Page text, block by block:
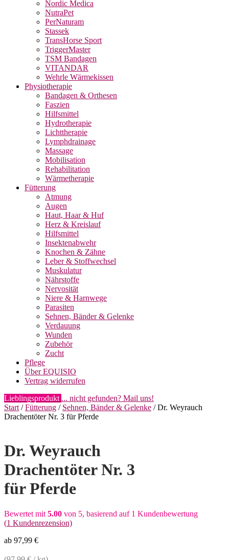
Nordic Medica
NutraPet
PerNaturam
Stassek
TransHorse Sport
TriggerMaster
TSM Bandagen
VITANDAR
Wehrle Wärmekissen
Physiotherapie
Bandagen & Orthesen
Faszien
Hilfsmittel
Hydrotherapie
Lichttherapie
Lymphdrainage
Massage
Mobilisation
Rehabilitation
Wärmetherapie
Fütterung
Atmung
Augen
Haut, Haar & Huf
Herz & Kreislauf
Hilfsmittel
Insektenabwehr
Knochen & Zähne
Leber & Stoffwechsel
Muskulatur
Nährstoffe
Nervosität
Niere & Harnwege
Parasiten
Sehnen, Bänder & Gelenke
Verdauung
Wunden
Zubehör
Zucht
Pflege
Über EQUISIO
Vertrag widerrufen
Lieblingsprodukt ... nicht gefunden? Mail uns!
Start /Fütterung / Sehnen, Bänder & Gelenke / Dr. Weyrauch
Drachentöter Nr. 3 für Pferde
Dr. Weyrauch
Drachentöter Nr. 3
für Pferde
Bewertet mit 5.00 von 5, basierend auf 1 Kundenbewertung
(1 Kundenrezension)
ab 97,99 €